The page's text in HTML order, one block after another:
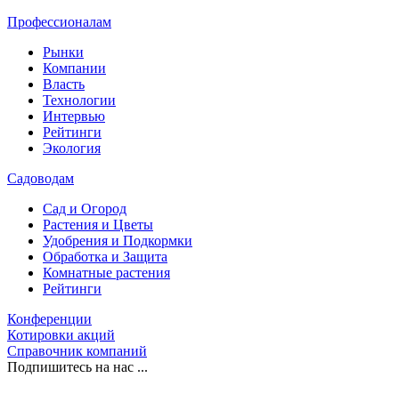
Профессионалам
Рынки
Компании
Власть
Технологии
Интервью
Рейтинги
Экология
Садоводам
Сад и Огород
Растения и Цветы
Удобрения и Подкормки
Обработка и Защита
Комнатные растения
Рейтинги
Конференции
Котировки акций
Справочник компаний
Подпишитесь на нас ...